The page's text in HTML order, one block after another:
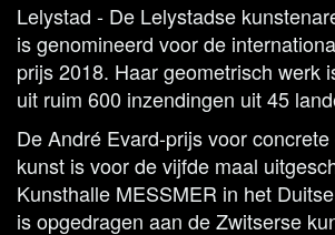
Lelystad - De Lelystadse
is genomineerd voor de
prijs 2018. Haar geometrisch werk
uit ruim 600 inzendingen uit 45
De André Evard-prijs voor
kunst is voor de vijfde maal
Kunsthalle MESSMER in het
is opgedragen aan de Zwitserse